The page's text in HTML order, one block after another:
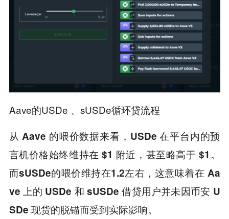
Aave的USDe 、sUSDe循环贷流程
从 Aave 的喂价数据来看，USDe 在平台内的预
言机价格始终维持在 $1 附近，甚至略高于 $1。
而sUSDe的喂价维持在1.2左右，这意味着在 Aa
ve 上的 USDe 和 sUSDe 借贷用户并未因币安 U
SDe 现货的脱锚而受到实际影响。